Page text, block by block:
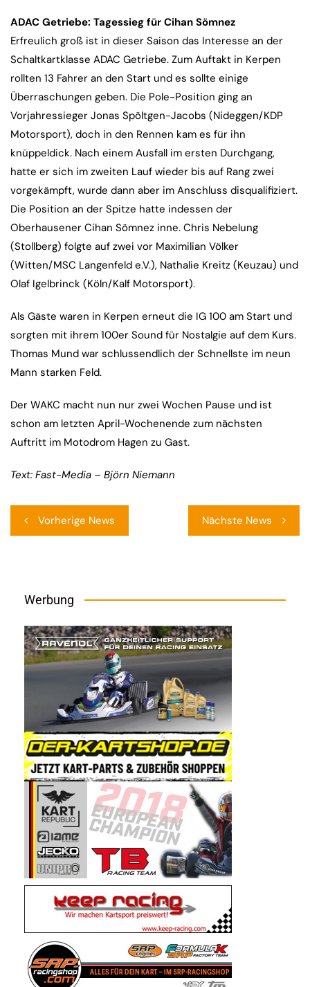
ADAC Getriebe: Tagessieg für Cihan Sömnez
Erfreulich groß ist in dieser Saison das Interesse an der
Schaltkartklasse ADAC Getriebe. Zum Auftakt in Kerpen
rollten 13 Fahrer an den Start und es sollte einige
Überraschungen geben. Die Pole-Position ging an
Vorjahressieger Jonas Spöltgen-Jacobs (Nideggen/KDP
Motorsport), doch in den Rennen kam es für ihn
knüppeldick. Nach einem Ausfall im ersten Durchgang,
hatte er sich im zweiten Lauf wieder bis auf Rang zwei
vorgekämpft, wurde dann aber im Anschluss disqualifiziert.
Die Position an der Spitze hatte indessen der
Oberhausener Cihan Sömnez inne. Chris Nebelung
(Stollberg) folgte auf zwei vor Maximilian Völker
(Witten/MSC Langenfeld e.V.), Nathalie Kreitz (Keuzau) und
Olaf Igelbrinck (Köln/Kalf Motorsport).
Als Gäste waren in Kerpen erneut die IG 100 am Start und
sorgten mit ihrem 100er Sound für Nostalgie auf dem Kurs.
Thomas Mund war schlussendlich der Schnellste im neun
Mann starken Feld.
Der WAKC macht nun nur zwei Wochen Pause und ist
schon am letzten April-Wochenende zum nächsten
Auftritt im Motodrom Hagen zu Gast.
Text: Fast-Media – Björn Niemann
Vorherige News Nächste News
Werbung